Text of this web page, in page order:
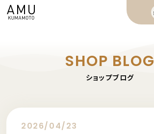
SHOP BLOG
ショップブログ
2026/04/23